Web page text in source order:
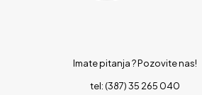
Imate pitanja ?Pozovite nas!
tel: (387) 35 265 040